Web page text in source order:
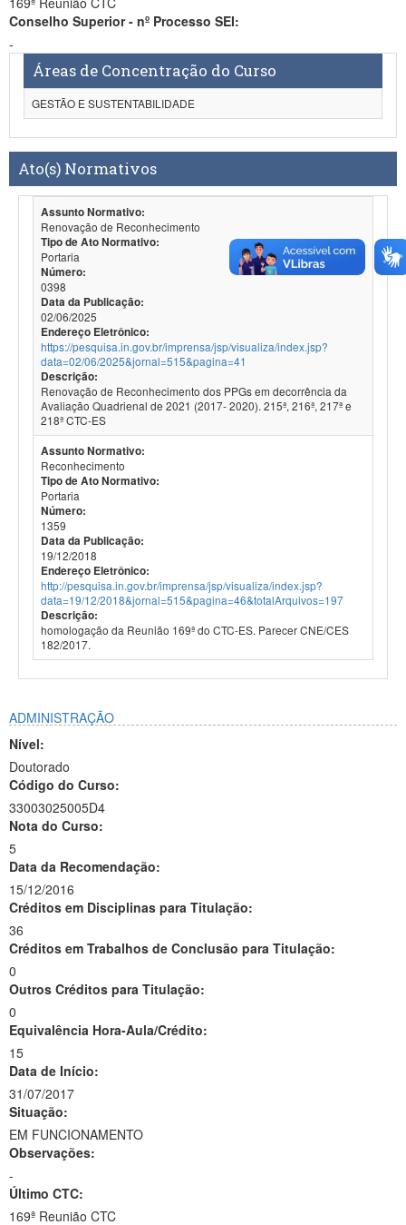
Conselho Superior - nº Processo SEI:
-
Áreas de Concentração do Curso
GESTÃO E SUSTENTABILIDADE
Ato(s) Normativos
Assunto Normativo:
Renovação de Reconhecimento
Tipo de Ato Normativo:
Portaria
Número:
0398
Data da Publicação:
02/06/2025
Endereço Eletrônico:
https://pesquisa.in.gov.br/imprensa/jsp/visualiza/index.jsp?
data=02/06/2025&jornal=515&pagina=41
Descrição:
Renovação de Reconhecimento dos PPGs em decorrência da
Avaliação Quadrienal de 2021 (2017- 2020). 215ª, 216ª, 217ª e
218ª CTC-ES
Assunto Normativo:
Reconhecimento
Tipo de Ato Normativo:
Portaria
Número:
1359
Data da Publicação:
19/12/2018
Endereço Eletrônico:
http://pesquisa.in.gov.br/imprensa/jsp/visualiza/index.jsp?
data=19/12/2018&jornal=515&pagina=46&totalArquivos=197
Descrição:
homologação da Reunião 169ª do CTC-ES. Parecer CNE/CES
182/2017.
ADMINISTRAÇÃO
Nível:
Doutorado
Código do Curso:
33003025005D4
Nota do Curso:
5
Data da Recomendação:
15/12/2016
Créditos em Disciplinas para Titulação:
36
Créditos em Trabalhos de Conclusão para Titulação:
0
Outros Créditos para Titulação:
0
Equivalência Hora-Aula/Crédito:
15
Data de Início:
31/07/2017
Situação:
EM FUNCIONAMENTO
Observações:
-
Último CTC:
169ª Reunião CTC